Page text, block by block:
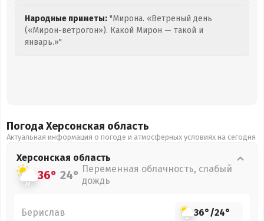
Народные приметы: "Мирона. «Ветреный день
(«Мирон-ветрогон»). Какой Мирон — такой и
январь.»"
Погода Херсонская область
Актуальная информация о погоде и атмосферных условиях на сегодня
Херсонская область
36° 24° Переменная облачность, слабый
дождь
Берислав 36°/24°